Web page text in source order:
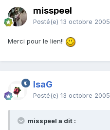
misspeel
Posté(e) 13 octobre 2005
Merci pour le lien!!
IsaG
Posté(e) 13 octobre 2005
misspeel a dit :